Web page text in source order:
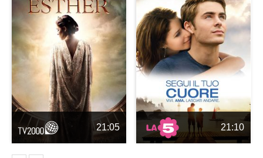
21:05 21:10